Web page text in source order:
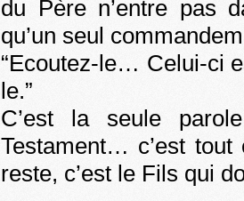
du Père n’entre pas
qu’un seul
“Ecoutez-le… Celui-ci
le.”
C’est la seule
Testament… c’est
reste, c’est le Fils qui